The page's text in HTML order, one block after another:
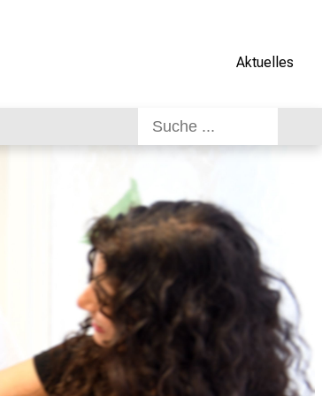
Aktuelles